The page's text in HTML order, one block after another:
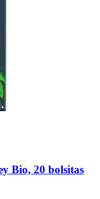
Bio, 20 bolsitas